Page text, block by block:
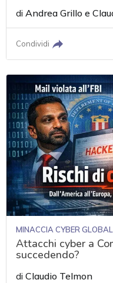
diAndrea Grillo e
Condividi
MINACCIA CYBER
Attacchi cyber a
succedendo?
diClaudio Telmon